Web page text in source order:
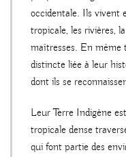
occidentale. Ils vivent
tropicale, les rivières,
maîtresses. En même
distincte liée à leur
dont ils se
Leur Terre Indigène
tropicale dense
qui font partie des